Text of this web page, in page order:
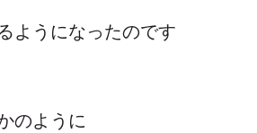
ようになったのです
のように